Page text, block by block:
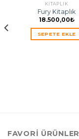
KITAPLIK
Fury Kitaplık
18.500,00₺
SEPETE EKLE
FAVORI ÜRÜNLER